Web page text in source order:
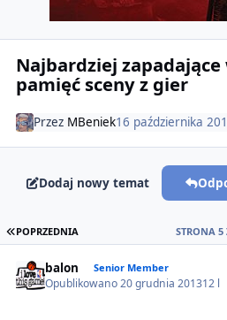
Najbardziej zapadające
pamięć sceny z gier
Przez MBeniek16 października
Dodaj nowy temat
PIERWSZA STRONA
POPRZEDNIA STRONA 5
balon Senior Member
Opublikowano20 grudnia 201312 l